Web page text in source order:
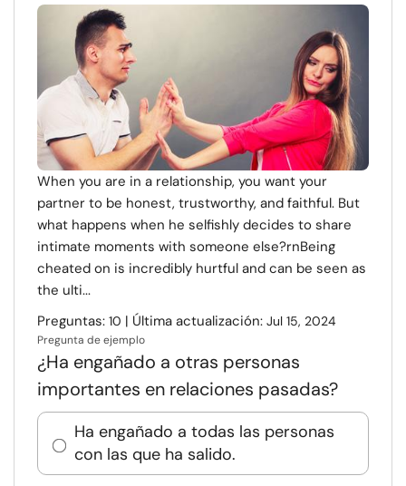
When you are in a relationship, you want your
partner to be honest, trustworthy, and faithful. But
what happens when he selfishly decides to share
intimate moments with someone else?rnBeing
cheated on is incredibly hurtful and can be seen as
the ulti...
Preguntas: 10 | Última actualización: Jul 15, 2024
Pregunta de ejemplo
¿Ha engañado a otras personas
importantes en relaciones pasadas?
Ha engañado a todas las personas
con las que ha salido.